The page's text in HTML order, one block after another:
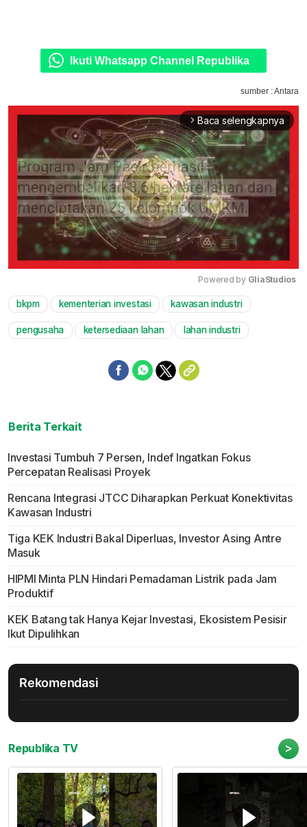
Ikuti Whatsapp Channel Republika
sumber : Antara
arrow_forward_ios Baca selengkapnya
Mute
Powered by GliaStudios
bkpm kementerian investasi kawasan industri
pengusaha ketersediaan lahan lahan industri
Berita Terkait
Investasi Tumbuh 7 Persen, Indef Ingatkan Fokus
Percepatan Realisasi Proyek
Rencana Integrasi JTCC Diharapkan Perkuat Konektivitas
Kawasan Industri
Tiga KEK Industri Bakal Diperluas, Investor Asing Antre
Masuk
HIPMI Minta PLN Hindari Pemadaman Listrik pada Jam
Produktif
KEK Batang tak Hanya Kejar Investasi, Ekosistem Pesisir
Ikut Dipulihkan
Rekomendasi
Republika TV >